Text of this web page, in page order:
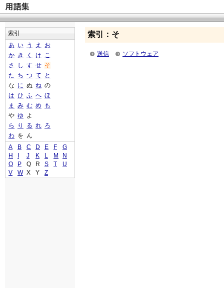
索引：そ
送信 ソフトウェア
索引
あ い う え
お
か き く け こ
さ
し す せ そ
た ち つ て
と
な に ぬ ね の
は ひ ふ へ ほ
ま
み む め
も
や ゆ よ
ら
り る れ ろ
わ を ん
A
B C D E F
G
H
J K L M
N
O
P Q R S T
U
V
W X Y Z